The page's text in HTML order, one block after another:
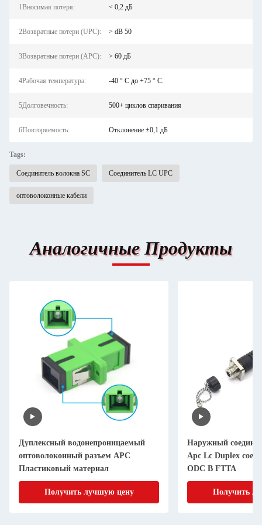
1Вносимая потеря: < 0,2 дБ
2Возвратные потери (UPC): > dB 50
3Возвратные потери (APC): > 60 дБ
4Рабочая температура: -40 ° C до +75 ° C.
5Долговечность: 500+ циклов спаривания
6Повторяемость: Отклонение ±0,1 дБ
Tags:
Соединитель волокна SC Соединитель LC UPC
оптоволоконные кабели
Аналогичные Продукты
Дуплексный водонепроницаемый
оптоволоконный разъем APC
Пластиковый материал
Получить лучшую цену
Наружный
Apc Lc Duplex
ODC В FTTA
Получить